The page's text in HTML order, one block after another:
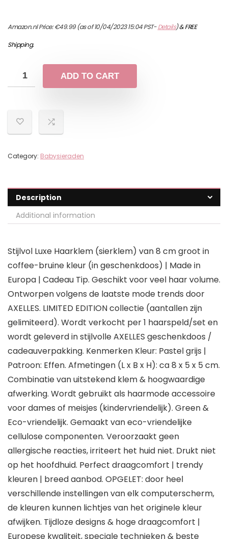
Amazon.nl Price:€49.99(as of 10/04/2023 15:04 PST-Details)&FREE
Shipping.
ADD TO CART
Category: Babysieraden
Description
Additional information
Stijlvol Luxe Haarklem (sierklem) van 8 cm groot in
coffee-bruine kleur (in geschenkdoos) | Made in
Europa | Cadeau Tip. Geschikt voor veel haar volume.
Ontworpen volgens de laatste mode trends door
AXELLES. LIMITED EDITION collectie (aantallen zijn
gelimiteerd). Wordt verkocht per 1 haarspeld/set en
wordt geleverd in stijlvolle AXELLES geschenkdoos /
cadeauverpakking. Kenmerken Kleur: Pastel grijs |
Patroon: Effen. Afmetingen (L x B x H): ca 8 x 5 x 5 cm.
Combinatie van uitstekend klem & hoogwaardige
afwerking. Wordt gebruikt als haarmode accessoire
voor dames of meisjes (kindervriendelijk). Green &
Eco-vriendelijk. Gemaakt van eco-vriendelijke
cellulose componenten. Veroorzaakt geen
allergische reacties, irriteert het huid niet. Drukt niet
op het hoofdhuid. Perfect draagcomfort | trendy
kleuren | breed aanbod. OPGELET: door heel
verschillende instellingen van elk computerscherm,
de kleuren kunnen lichtjes van het originele kleur
afwijken. Tijdloze designs & hoge draagcomfort |
Europese kwaliteit, speciale technieken & beste